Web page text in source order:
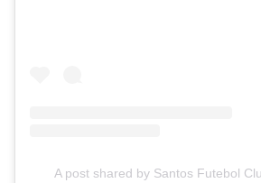
A post shared by Santos Futebol